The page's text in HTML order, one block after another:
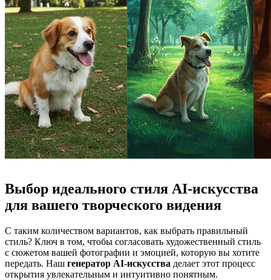
Выбор идеального стиля AI-искусства
для вашего творческого видения
С таким количеством вариантов, как выбрать правильный
стиль? Ключ в том, чтобы согласовать художественный стиль
с сюжетом вашей фотографии и эмоцией, которую вы хотите
передать. Наш генератор AI-искусства делает этот процесс
открытия увлекательным и интуитивно понятным.